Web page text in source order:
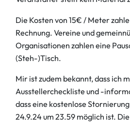
Die Kosten von 15€ / Meter
Rechnung. Vereine und
Organisationen zahlen eine
(Steh-)Tisch.
Mir ist zudem bekannt, dass ich
Ausstellercheckliste und -
dass eine kostenlose
24.9.24 um 23.59 möglich ist.